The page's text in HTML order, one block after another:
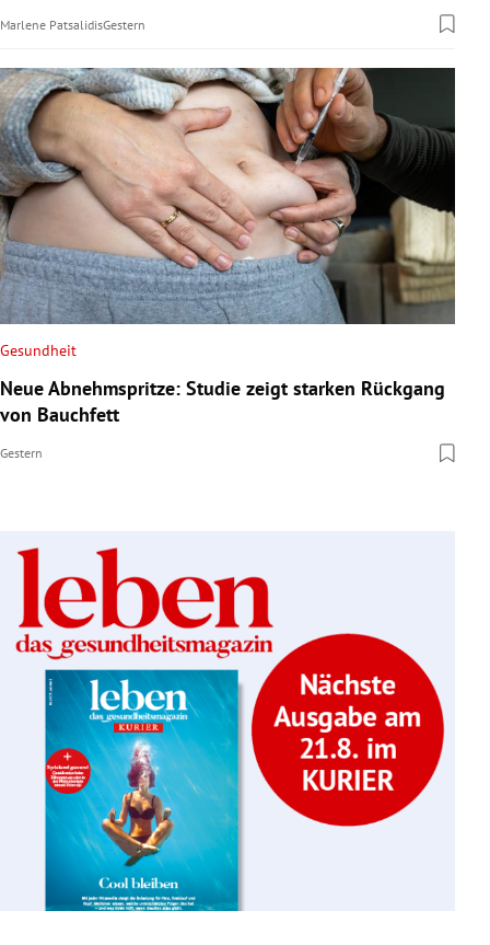
Marlene PatsalidisGestern
Gesundheit
Neue Abnehmspritze: Studie zeigt starken Rückgang
von Bauchfett
Gestern